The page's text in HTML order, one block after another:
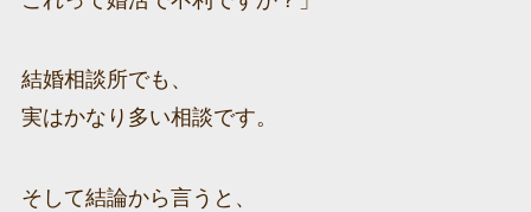
結婚相談所でも、
実はかなり多い相談です。
そして結論から言うと、